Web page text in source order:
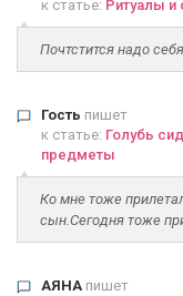
к статье: Ритуалы
Почтстится надо
Гость пишет
к статье: Голубь
предметы
Ко мне тоже
сын.Сегодня тоже
АЯНА пишет